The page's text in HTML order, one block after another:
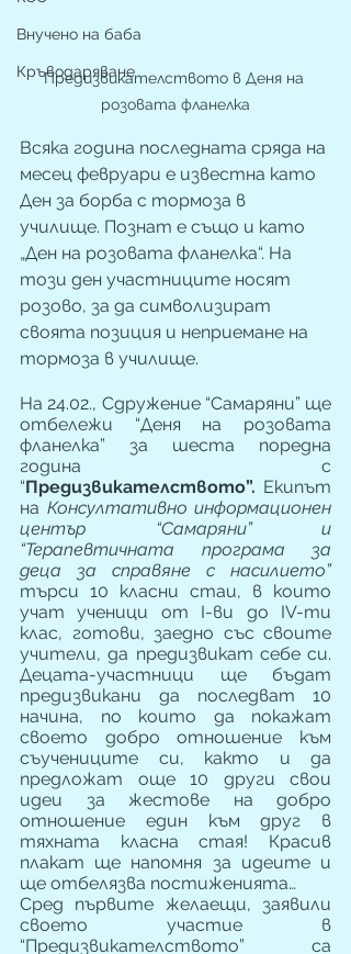
Внучено на баба
Кръводаряване
Предизвикателството в Деня на
розовата фланелка
Всяка година последната сряда на
месец февруари е известна като
Ден за борба с тормоза в
училище. Познат е също и като
„Ден на розовата фланелка“. На
този ден участниците носят
розово, за да символизират
своята позиция и неприемане на
тормоза в училище.
На 24.02., Сдружение “Самаряни” ще
отбележи “Деня на розовата
фланелка” за шеста поредна
година с
“Предизвикателството”. Екипът
на Консултативно информационен
център “Самаряни” и
“Терапевтичната програма за
деца за справяне с насилието”
търси 10 класни стаи, в които
учат ученици от I-ви до IV-ти
клас, готови, заедно със своите
учители, да предизвикат себе си.
Децата-участници ще бъдат
предизвикани да последват 10
начина, по които да покажат
своето добро отношение към
съучениците си, както и да
предложат още 10 други свои
идеи за жестове на добро
отношение един към друг в
тяхната класна стая! Красив
плакат ще напомня за идеите и
ще отбелязва постиженията…
Сред първите желаещи, заявили
своето участие в